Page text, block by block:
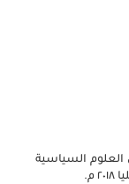
السياسية
م.